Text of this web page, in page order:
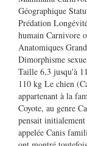
Géographique
Prédation
humain Carnivore
Anatomiques
Dimorphisme
Taille 6,3 jusqu'à
110 kg Le chien
appartenant à la
Coyote, au genre
pensait initialement
appelée Canis